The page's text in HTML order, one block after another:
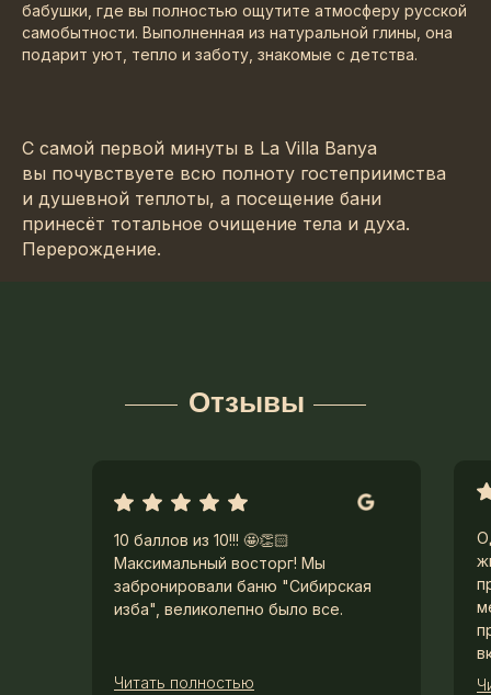
бабушки, где вы полностью ощутите атмосферу русской
самобытности. Выполненная из натуральной глины, она
подарит уют, тепло и заботу, знакомые с детства.
С самой первой минуты в La Villa Banya
вы почувствуете всю полноту гостеприимства
и душевной теплоты, а посещение бани
принесёт тотальное очищение тела и духа.
Перерождение.
Отзывы
Читать полностью
10 баллов из 10!!! 🤩👏🏻
Максимальный восторг! Мы
забронировали баню "Сибирская
изба", великолепно было все.